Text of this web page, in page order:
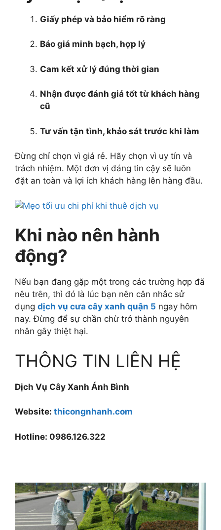
Giấy phép và bảo hiểm rõ ràng
Báo giá minh bạch, hợp lý
Cam kết xử lý đúng thời gian
Nhận được đánh giá tốt từ khách hàng
cũ
Tư vấn tận tình, khảo sát trước khi làm
Đừng chỉ chọn vì giá rẻ. Hãy chọn vì uy tín và
trách nhiệm. Một đơn vị đáng tin cậy sẽ luôn
đặt an toàn và lợi ích khách hàng lên hàng đầu.
Khi nào nên hành
động?
Nếu bạn đang gặp một trong các trường hợp đã
nêu trên, thì đó là lúc bạn nên cân nhắc sử
dụng dịch vụ cưa cây xanh quận 5 ngay hôm
nay. Đừng để sự chần chừ trở thành nguyên
nhân gây thiệt hại.
THÔNG TIN LIÊN HỆ
Dịch Vụ Cây Xanh Ánh Bình
Website: thicongnhanh.com
Hotline: 0986.126.322